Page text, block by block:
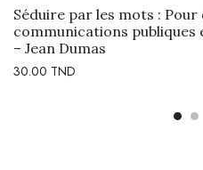
Séduire par les mots : Pour
communications publiques
– Jean Dumas
30.00 TND